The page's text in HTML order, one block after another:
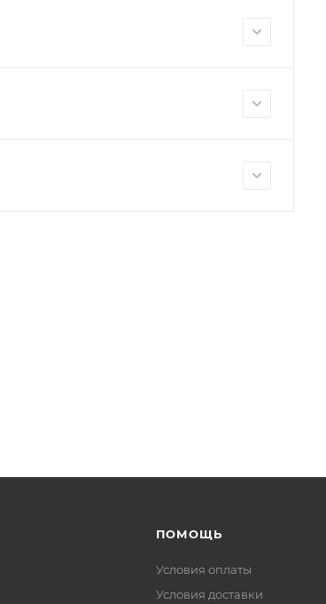
ПОМОЩЬ
Условия оплаты
Условия доставки